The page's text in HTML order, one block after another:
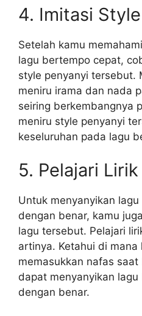
4. Imitasi
Setelah kamu
lagu bertempo cepat,
style penyanyi tersebut.
meniru irama dan nada
seiring berkembangnya
meniru style penyanyi
keseluruhan pada lagu
5. Pelajari
Untuk menyanyikan
dengan benar, kamu
lagu tersebut. Pelajari
artinya. Ketahui di mana
memasukkan nafas
dapat menyanyikan
dengan benar.